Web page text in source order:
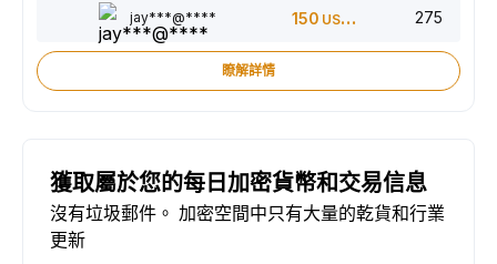
jay***@**** 150 USDT 275
瞭解詳情
獲取屬於您的每日加密貨幣和交易信息
沒有垃圾郵件。 加密空間中只有大量的乾貨和行業
更新